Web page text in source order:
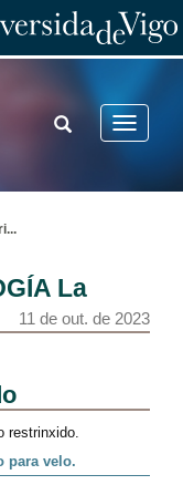
Toggle
TOGGLE
SEARCH
...
La
11 de out. de 2023